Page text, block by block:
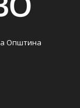
Општина